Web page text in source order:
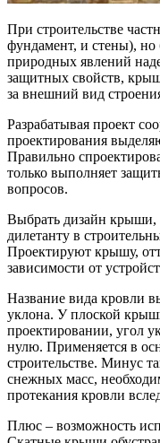
При строительстве
фундамент, и стены),
природных явлений
защитных свойств,
за внешний вид
Разрабатывая проект
проектирования
Правильно
только выполняет
вопросов.
Выбрать дизайн крыши,
дилетанту в
Проектируют крышу,
зависимости от
Название вида кровли
уклона. У плоской
проектировании, угол
нулю. Применяется в
строительстве. Минус
снежных масс,
протекания кровли
Плюс – возможность